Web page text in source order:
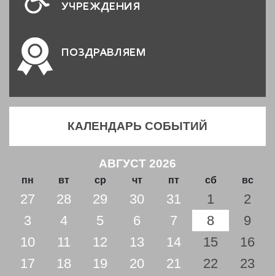
УЧРЕЖДЕНИЯ
ПОЗДРАВЛЯЕМ
КАЛЕНДАРЬ СОБЫТИЙ
АВГУСТ 2026
пн вт ср чт пт сб вс
27 28 29 30 31 1
2
3
4 5 6 7 8
9
10
11 12 13 14 15
16
17
18 19 20 21 22
23